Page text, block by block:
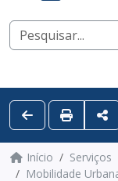
Início Serviços
Mobilidade